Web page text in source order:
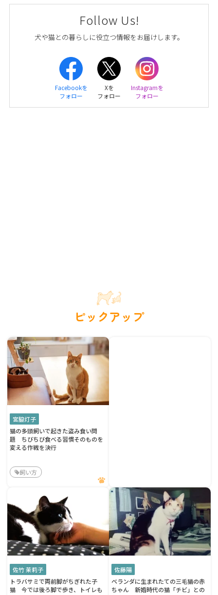
Follow Us!
犬や猫との暮らしに役立つ情報をお届けします。
Facebookを
フォロー
Xを
フォロー
Instagramを
フォロー
ピックアップ
宮脇灯子
猫の多頭飼いで起きた盗み食い問
題 ちびちび食べる習慣そのものを
変える作戦を決行
飼い方
佐竹 茉莉子
トラバサミで両前脚がちぎれた子
猫 今では後ろ脚で歩き、トイレも
佐藤陽
ベランダに生まれたての三毛猫の赤
ちゃん 新婚時代の猫「チビ」との